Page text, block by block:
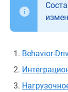
Behavior-